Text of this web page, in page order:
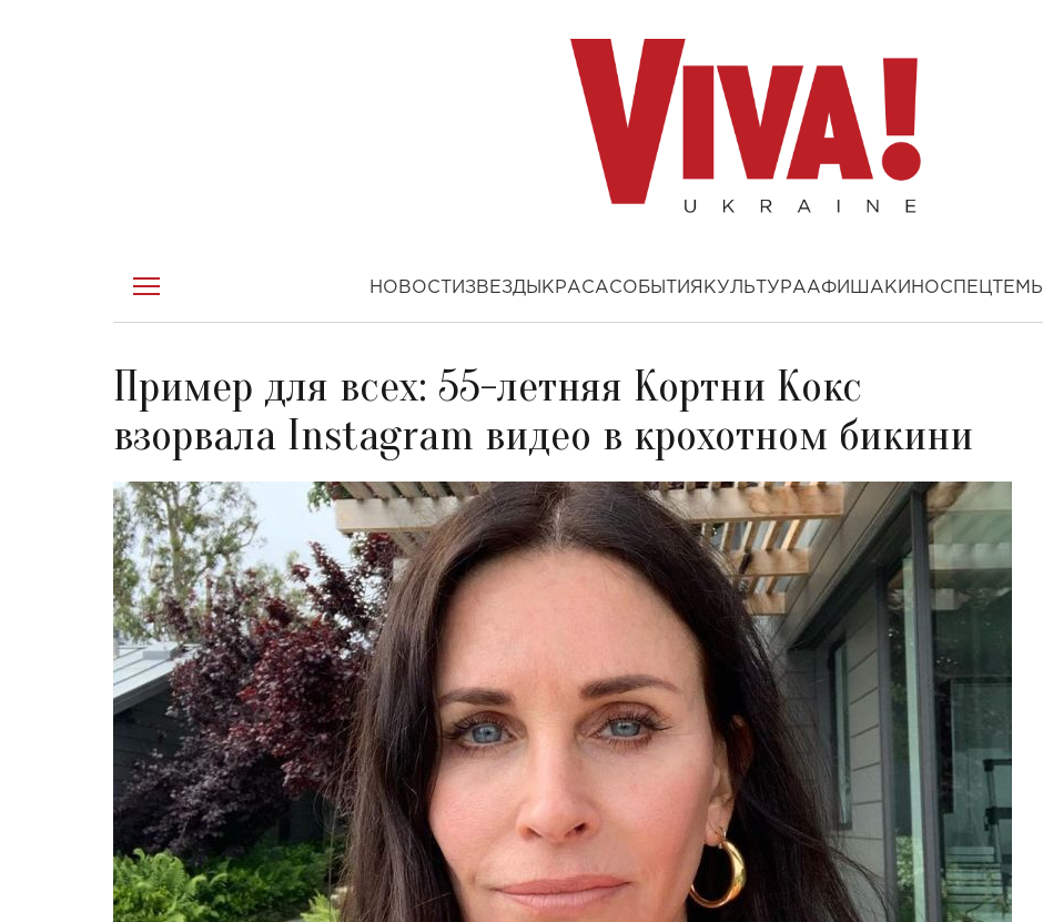
НОВОСТИ ЗВЕЗДЫ КРАСАСОБЫТИЯ КУЛЬТУРААФИША КИНОСПЕЦТЕМЫ
Пример для всех: 55-летняя Кортни Кокс
взорвала Instagram видео в крохотном бикини